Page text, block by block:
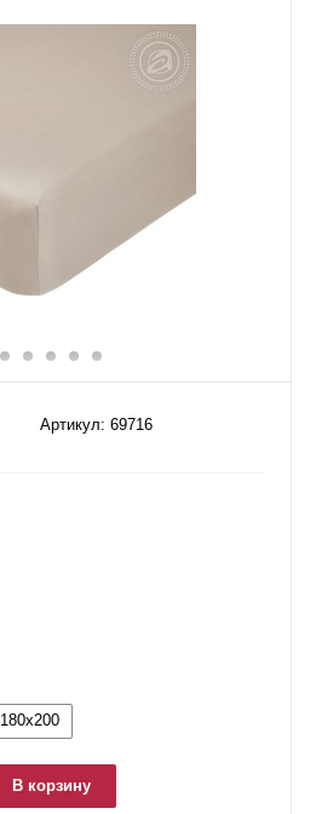
Артикул: 69716
180x200
В корзину